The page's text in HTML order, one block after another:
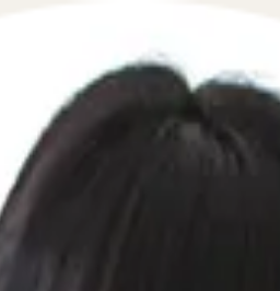
в течение 5 минут!
мгновенно: